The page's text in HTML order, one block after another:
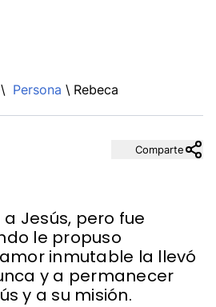
\ Persona \ Rebeca
Jesús, pero fue
le propuso
inmutable la llevó
y a permanecer
y a su misión.
Comparte